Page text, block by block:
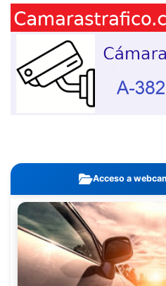
Acceso a